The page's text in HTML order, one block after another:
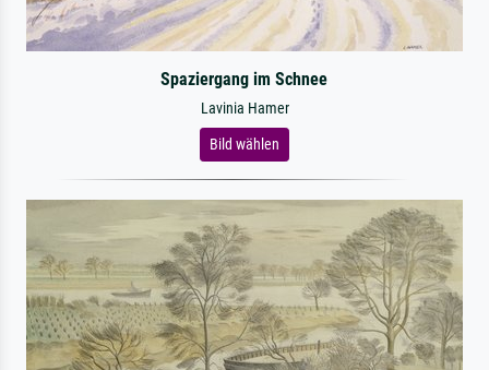
Spaziergang im Schnee
Lavinia Hamer
Bild wählen